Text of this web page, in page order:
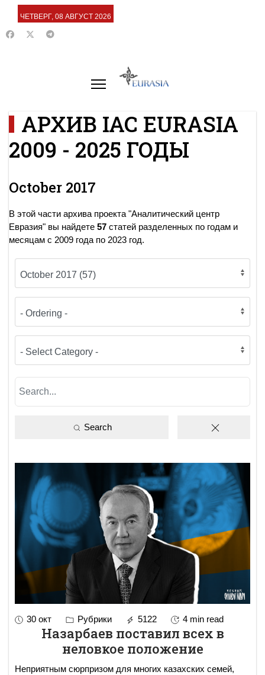
ЧЕТВЕРГ, 08 АВГУСТ 2026
АРХИВ IAC EURASIA
2009 - 2025 ГОДЫ
October 2017
В этой части архива проекта "Аналитический центр
Евразия" вы найдете 57 статей разделенных по годам и
месяцам с 2009 года по 2023 год.
Search
30 окт Рубрики 5122 4 min read
Назарбаев поставил всех в
неловкое положение
Неприятным сюрпризом для многих казахских семей,